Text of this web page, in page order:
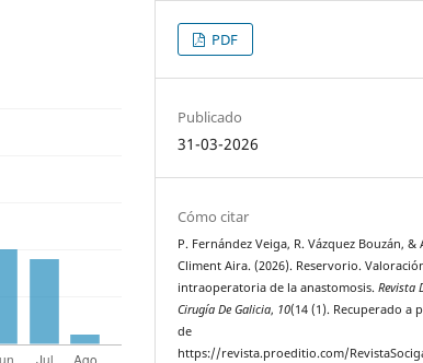
PDF
Publicado
31-03-2026
Cómo citar
P. Fernández Veiga, R. Vázquez Bouzán, &
Climent Aira. (2026). Reservorio.
intraoperatoria de la anastomosis.Revista
Cirugía De Galicia, 10(14 (1). Recuperado a
de
https://revista.proeditio.com/